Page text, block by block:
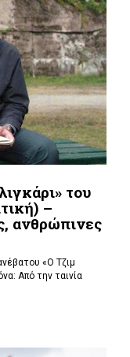
του
–
ανθρώπινες
«Ο Τζιμ
Από την ταινία